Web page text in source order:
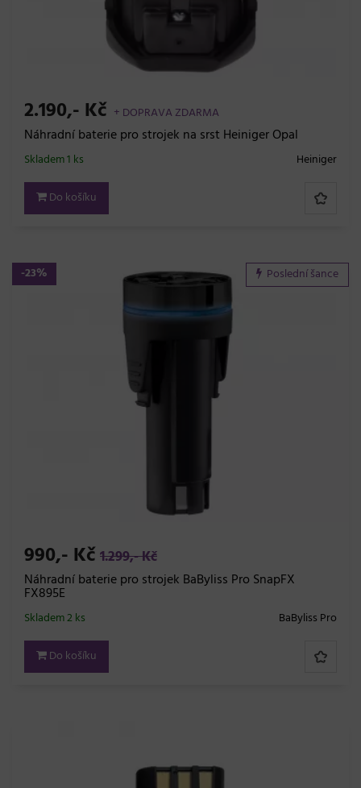
2.190,- Kč + DOPRAVA ZDARMA
Náhradní baterie pro strojek na srst Heiniger Opal
Heiniger
Skladem 1 ks
Do košíku
-23% Poslední šance
990,- Kč 1.299,- Kč
Náhradní baterie pro strojek BaByliss Pro SnapFX
FX895E
BaByliss Pro
Skladem 2 ks
Do košíku